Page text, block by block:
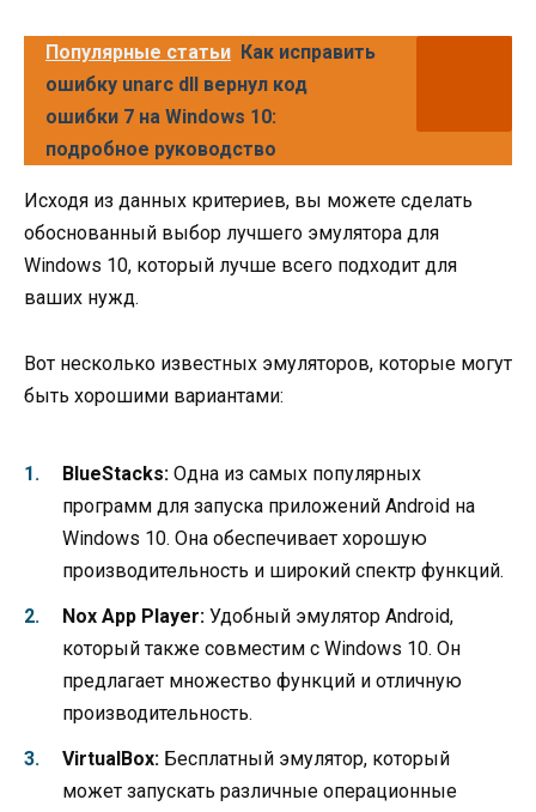
Популярные статьи Как исправить
ошибку unarc dll вернул код
ошибки 7 на Windows 10:
подробное руководство
Исходя из данных критериев, вы можете сделать
обоснованный выбор лучшего эмулятора для
Windows 10, который лучше всего подходит для
ваших нужд.
Вот несколько известных эмуляторов, которые могут
быть хорошими вариантами:
BlueStacks: Одна из самых популярных
программ для запуска приложений Android на
Windows 10. Она обеспечивает хорошую
производительность и широкий спектр функций.
Nox App Player: Удобный эмулятор Android,
который также совместим с Windows 10. Он
предлагает множество функций и отличную
производительность.
VirtualBox: Бесплатный эмулятор, который
может запускать различные операционные